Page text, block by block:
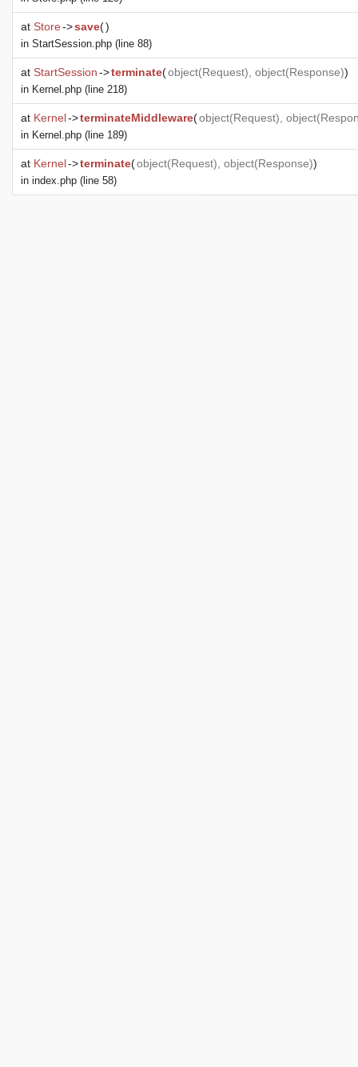
at Store->save()
in StartSession.php (line 88)
at StartSession->terminate(object(Request), object(Response))
in Kernel.php (line 218)
at Kernel->terminateMiddleware(object(Request), object(
in Kernel.php (line 189)
at Kernel->terminate(object(Request), object(Response))
in index.php (line 58)